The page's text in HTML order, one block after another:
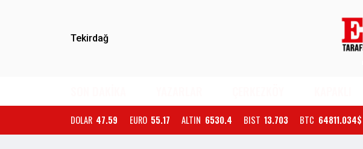
Tekirdağ
DOLAR 47.59 EURO 55.17 ALTIN 6530.4 BIST 13.703 BTC 64811.034$